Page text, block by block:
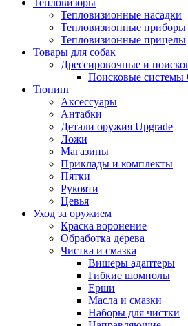
Тепловизоры
Тепловизионные насадки
Тепловизионные приборы
Тепловизионные прицелы
Товары для собак
Дрессировочные и
Поисковые системы
Тюнинг
Аксессуары
Антабки
Детали оружия Upgrade
Ложи
Магазины
Приклады и комплекты
Пятки
Рукояти
Цевья
Уход за оружием
Краска воронение
Обработка дерева
Чистка и смазка
Вишеры адаптеры
Гибкие шомполы
Ерши
Масла и смазки
Наборы для чистки